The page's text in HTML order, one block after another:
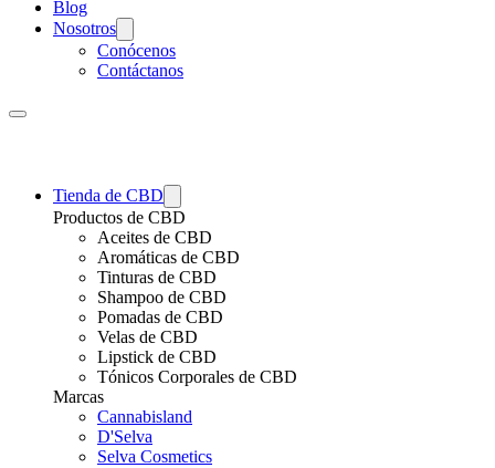
Blog
Nosotros
Conócenos
Contáctanos
Tienda de CBD
Productos de CBD
Aceites de CBD
Aromáticas de CBD
Tinturas de CBD
Shampoo de CBD
Pomadas de CBD
Velas de CBD
Lipstick de CBD
Tónicos Corporales de CBD
Marcas
Cannabisland
D'Selva
Selva Cosmetics